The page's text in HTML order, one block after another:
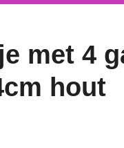
met 4
hout